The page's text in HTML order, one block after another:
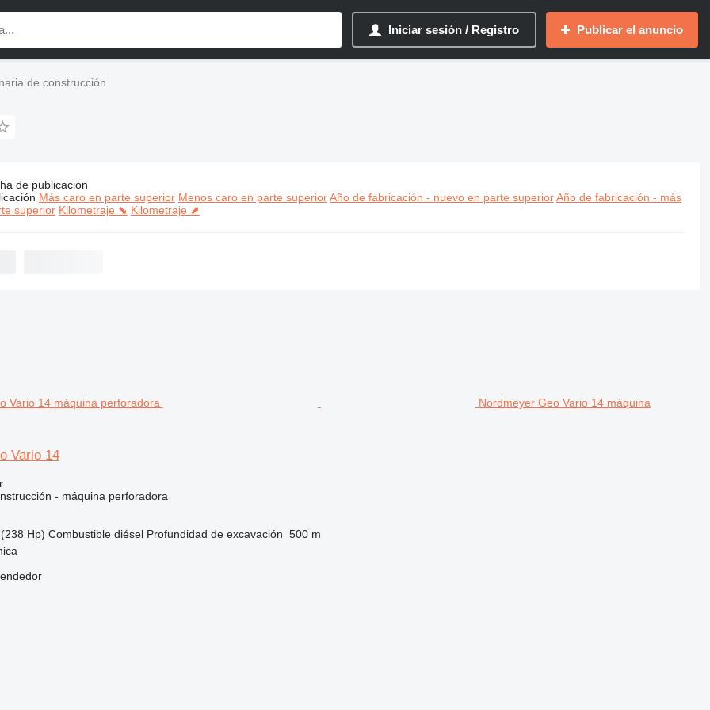
Iniciar sesión / Registro Publicar el anuncio
de construcción
Nordmeyer maquinaria de construcción
de publicación
Más caro en parte superior Menos caro en parte superior Año de fabricación - nuevo en parte superior Año de fabricación - más
superior Kilometraje ⬊ Kilometraje ⬈
Nordmeyer Geo Vario 14 máquina
Vario 14
- máquina perforadora
Hp) Combustible diésel Profundidad de excavación 500 m